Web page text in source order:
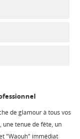
de glamour à tous vos
une tenue de fête, un
"Waouh" immédiat